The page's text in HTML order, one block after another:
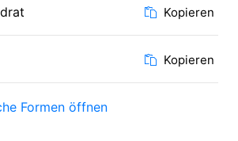
Kopieren
Kopieren
Formen öffnen